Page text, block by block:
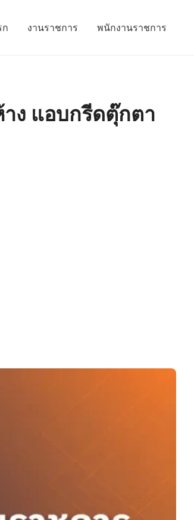
งานราชการ พนักงานราชการ
ง แอบกรีดตุ๊กตา